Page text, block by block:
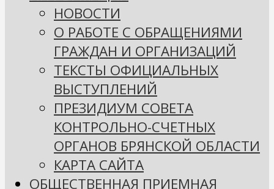
НОВОСТИ
О РАБОТЕ С ОБРАЩЕНИЯМИ
ГРАЖДАН И ОРГАНИЗАЦИЙ
ТЕКСТЫ ОФИЦИАЛЬНЫХ
ВЫСТУПЛЕНИЙ
ПРЕЗИДИУМ СОВЕТА
КОНТРОЛЬНО-СЧЕТНЫХ
ОРГАНОВ БРЯНСКОЙ ОБЛАСТИ
КАРТА САЙТА
ОБЩЕСТВЕННАЯ ПРИЕМНАЯ